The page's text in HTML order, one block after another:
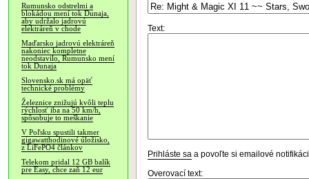
Rumunsko odstrelmi a
blokádou mení tok Dunaja,
aby udržalo jadrovú
elektráreň v chode
Maďarsko jadrovú elektráreň
nakoniec kompletne
neodstavilo, Rumunsko mení
tok Dunaja
Slovensko.sk má opäť
technické problémy
Železnice znižujú kvôli teplu
rýchlosť iba na 50 km/h,
spôsobuje to meškanie
V Poľsku spustili takmer
gigawatthodinové úložisko,
z LiFePO4 článkov
Telekom pridal 12 GB balík
pre Easy, chce zaň 12 eur
Text:
Prihláste sa a povoľte si emailové
Overovací text: